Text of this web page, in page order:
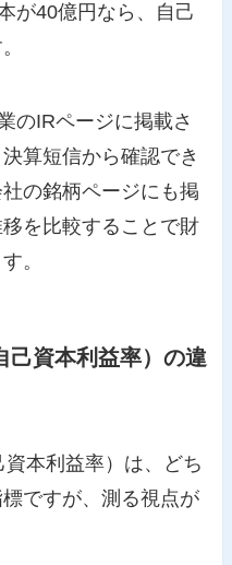
が40億円なら、自己
のIRページに掲載さ
算短信から確認でき
の銘柄ページにも掲
を比較することで財
。
己資本利益率）の違
本利益率）は、どち
ですが、測る視点が